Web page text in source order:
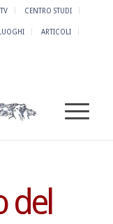
CENTRO STUDI
ARTICOLI
del